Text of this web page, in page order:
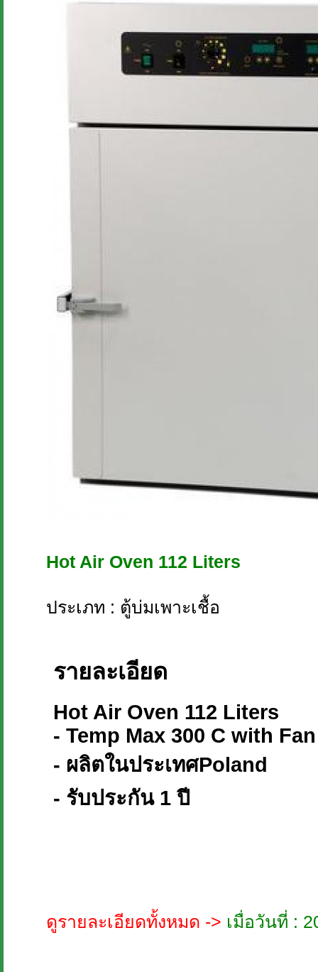
Hot Air Oven 112 Liters
ประเภท : ตู้บ่มเพาะเชื้อ
รายละเอียด
Hot Air Oven 112 Liters
- Temp Max 300 C with Fan
- ผลิตในประเทศPoland
- รับประกัน 1 ปี
ดูรายละเอียดทั้งหมด -> เมื่อวันที่ :